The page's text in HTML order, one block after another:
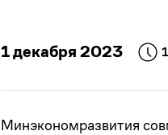
1 декабря 2023
Минэкономразвития